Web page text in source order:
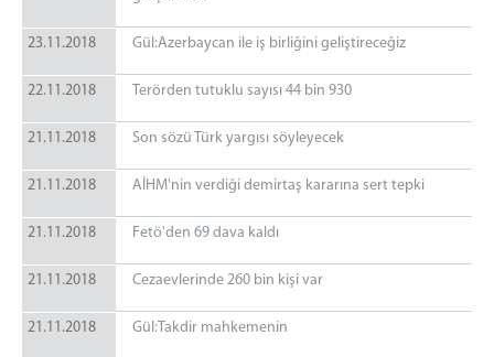
23.11.2018 Gül:Azerbaycan ile iş birliğini geliştireceğiz
22.11.2018 Terörden tutuklu sayısı 44 bin 930
21.11.2018 Son sözü Türk yargısı söyleyecek
21.11.2018 AİHM'nin verdiği demirtaş kararına sert tepki
21.11.2018 Fetö'den 69 dava kaldı
21.11.2018 Cezaevlerinde 260 bin kişi var
21.11.2018 Gül:Takdir mahkemenin